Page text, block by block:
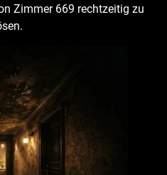
Zimmer 669 rechtzeitig zu